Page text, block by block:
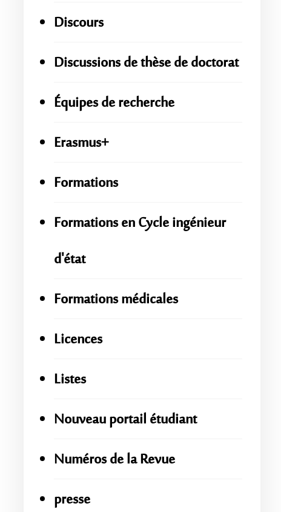
Discours
Discussions de thèse de doctorat
Équipes de recherche
Erasmus+
Formations
Formations en Cycle ingénieur
d'état
Formations médicales
Licences
Listes
Nouveau portail étudiant
Numéros de la Revue
presse